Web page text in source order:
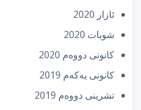
ئازار 2020
شوبات 2020
كانونی دووه‌م 2020
كانونی یه‌كه‌م 2019
تشرینی دووه‌م 2019